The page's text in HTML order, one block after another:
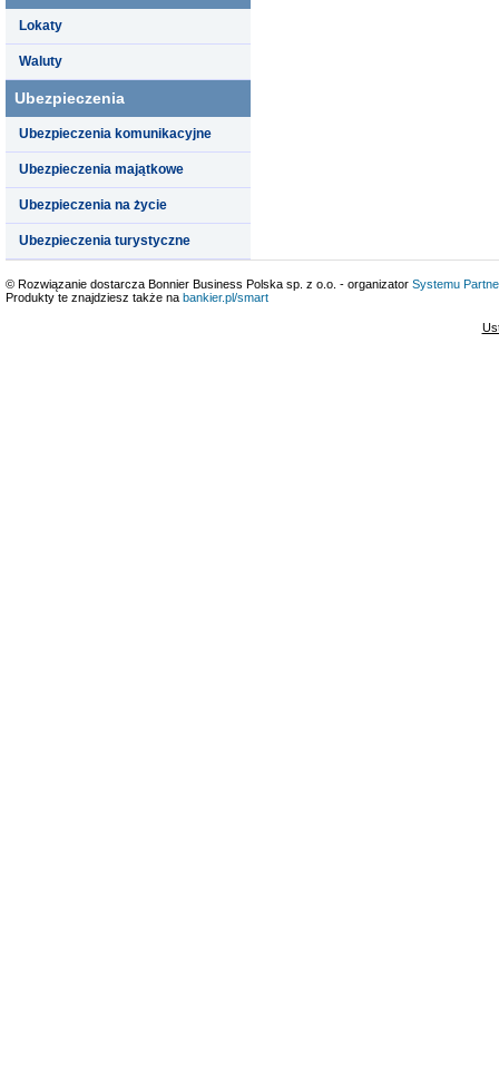
Lokaty
Waluty
Ubezpieczenia
Ubezpieczenia komunikacyjne
Ubezpieczenia majątkowe
Ubezpieczenia na życie
Ubezpieczenia turystyczne
© Rozwiązanie dostarcza Bonnier Business Polska sp. z o.o. - organizator Systemu
Produkty te znajdziesz także na bankier.pl/smart